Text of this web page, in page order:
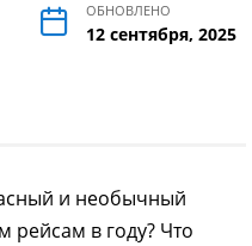
ОБНОВЛЕНО
12 сентября, 2025
и необычный
рейсам в году? Что